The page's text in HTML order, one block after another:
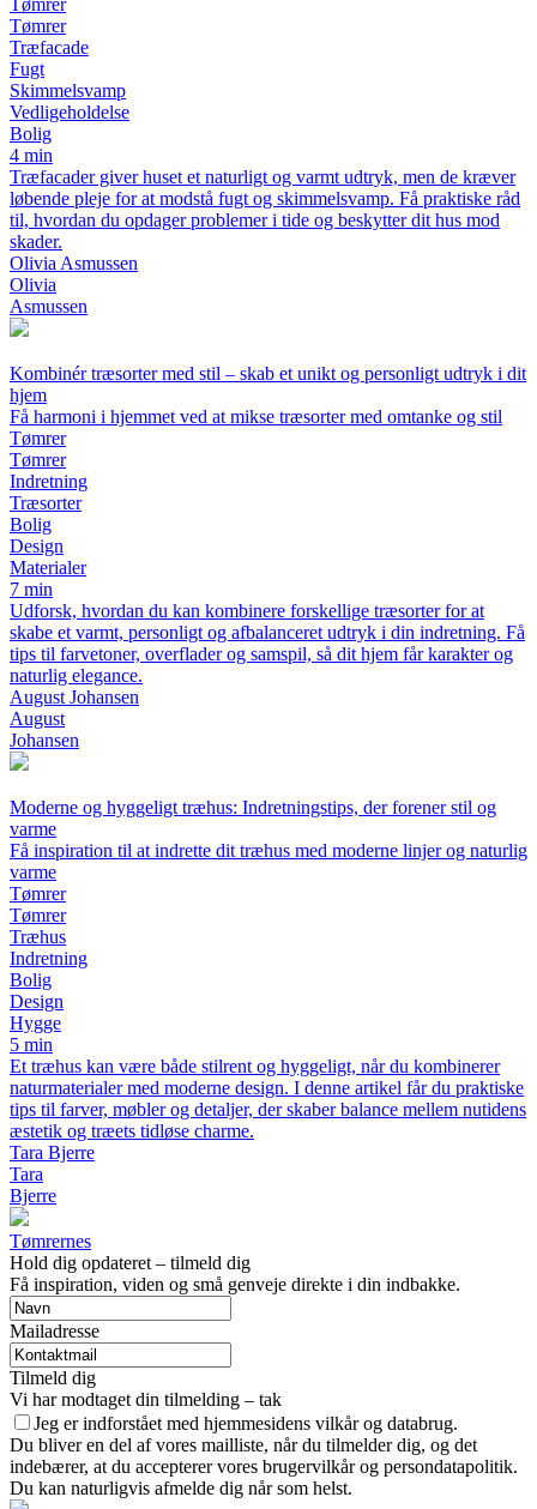
Tømrer
Tømrer
Træfacade
Fugt
Skimmelsvamp
Vedligeholdelse
Bolig
4 min
Træfacader giver huset et naturligt og varmt udtryk, men de kræver
løbende pleje for at modstå fugt og skimmelsvamp. Få praktiske råd
til, hvordan du opdager problemer i tide og beskytter dit hus mod
skader.
Olivia Asmussen
Olivia
Asmussen
Kombinér træsorter med stil – skab et unikt og personligt udtryk i dit
hjem
Få harmoni i hjemmet ved at mikse træsorter med omtanke og stil
Tømrer
Tømrer
Indretning
Træsorter
Bolig
Design
Materialer
7 min
Udforsk, hvordan du kan kombinere forskellige træsorter for at
skabe et varmt, personligt og afbalanceret udtryk i din indretning. Få
tips til farvetoner, overflader og samspil, så dit hjem får karakter og
naturlig elegance.
August Johansen
August
Johansen
Moderne og hyggeligt træhus: Indretningstips, der forener stil og
varme
Få inspiration til at indrette dit træhus med moderne linjer og naturlig
varme
Tømrer
Tømrer
Træhus
Indretning
Bolig
Design
Hygge
5 min
Et træhus kan være både stilrent og hyggeligt, når du kombinerer
naturmaterialer med moderne design. I denne artikel får du praktiske
tips til farver, møbler og detaljer, der skaber balance mellem nutidens
æstetik og træets tidløse charme.
Tara Bjerre
Tara
Bjerre
Tømrernes
Hold dig opdateret – tilmeld dig
Få inspiration, viden og små genveje direkte i din indbakke.
Mailadresse
Tilmeld dig
Vi har modtaget din tilmelding – tak
Jeg er indforstået med hjemmesidens vilkår og databrug.
Du bliver en del af vores mailliste, når du tilmelder dig, og det
indebærer, at du accepterer vores brugervilkår og persondatapolitik.
Du kan naturligvis afmelde dig når som helst.